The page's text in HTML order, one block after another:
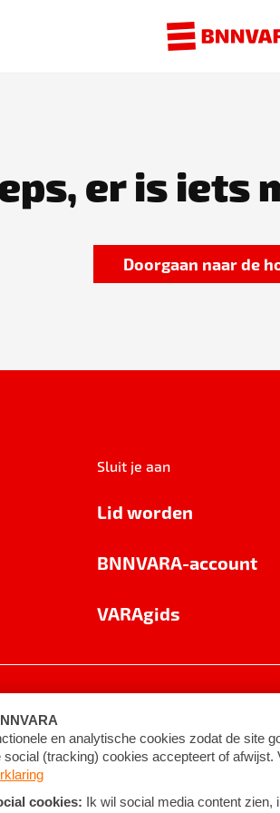
er is iets
Doorgaan naar de
Sluit je aan
Lid worden
BNNVARA-account
VARAgids
voorwaarden ©2026BNNVARA